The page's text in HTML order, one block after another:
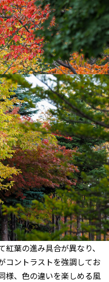
葉の進み具合が異なり、
コントラストを強調してお
様、色の違いを楽しめる風